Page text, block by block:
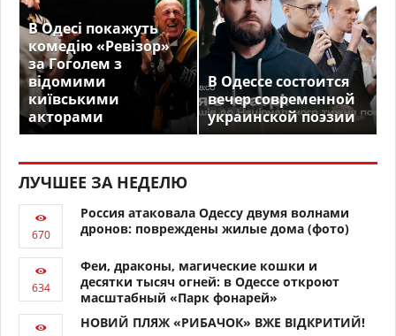
В Одесі покажуть
комедію «Ревізор»
за Гоголем з
відомими
київськими
акторами
В Одессе состоится
вечер современной
украинской поэзии
ЛУЧШЕЕ ЗА НЕДЕЛЮ
Россия атаковала Одессу двумя волнами
дронов: повреждены жилые дома (фото)
Феи, драконы, магические кошки и
десятки тысяч огней: в Одессе откроют
масштабный «Парк фонарей»
НОВИЙ ПЛЯЖ «РИБАЧОК» ВЖЕ ВІДКРИТИЙ!